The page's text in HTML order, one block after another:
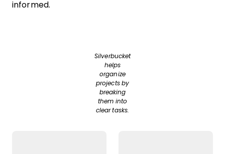
informed.
Silverbucket
helps
organize
projects by
breaking
them into
clear tasks.